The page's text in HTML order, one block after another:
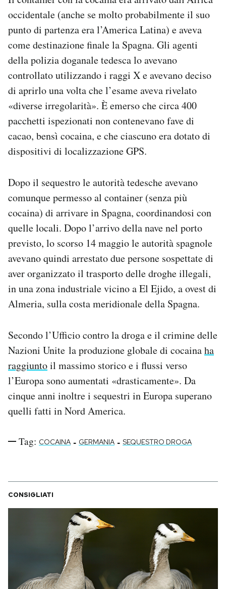
occidentale (anche se molto probabilmente il suo
punto di partenza era l’America Latina) e aveva
come destinazione finale la Spagna. Gli agenti
della polizia doganale tedesca lo avevano
controllato utilizzando i raggi X e avevano deciso
di aprirlo una volta che l’esame aveva rivelato
«diverse irregolarità». È emerso che circa 400
pacchetti ispezionati non contenevano fave di
cacao, bensì cocaina, e che ciascuno era dotato di
dispositivi di localizzazione GPS.
Dopo il sequestro le autorità tedesche avevano
comunque permesso al container (senza più
cocaina) di arrivare in Spagna, coordinandosi con
quelle locali. Dopo l’arrivo della nave nel porto
previsto, lo scorso 14 maggio le autorità spagnole
avevano quindi arrestato due persone sospettate di
aver organizzato il trasporto delle droghe illegali,
in una zona industriale vicino a El Ejido, a ovest di
Almeria, sulla costa meridionale della Spagna.
Secondo l’Ufficio contro la droga e il crimine delle
Nazioni Unite la produzione globale di cocainaha
raggiuntoil massimo storico e i flussi verso
l’Europa sono aumentati «drasticamente». Da
cinque anni inoltre i sequestri in Europa superano
quelli fatti in Nord America.
Tag: COCAINA - GERMANIA - SEQUESTRO DROGA
CONSIGLIATI